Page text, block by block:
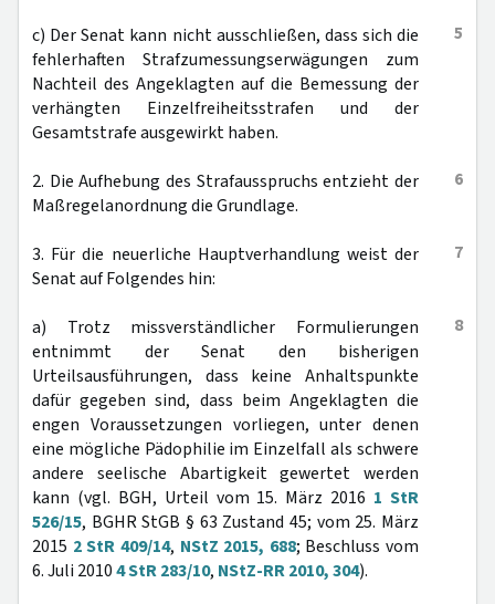
5
c) Der Senat kann nicht ausschließen, dass sich die
fehlerhaften Strafzumessungserwägungen zum
Nachteil des Angeklagten auf die Bemessung der
verhängten Einzelfreiheitsstrafen und der
Gesamtstrafe ausgewirkt haben.
6
2. Die Aufhebung des Strafausspruchs entzieht der
Maßregelanordnung die Grundlage.
7
3. Für die neuerliche Hauptverhandlung weist der
Senat auf Folgendes hin:
8
a) Trotz missverständlicher Formulierungen
entnimmt der Senat den bisherigen
Urteilsausführungen, dass keine Anhaltspunkte
dafür gegeben sind, dass beim Angeklagten die
engen Voraussetzungen vorliegen, unter denen
eine mögliche Pädophilie im Einzelfall als schwere
andere seelische Abartigkeit gewertet werden
kann (vgl. BGH, Urteil vom 15. März 2016 1 StR
526/15, BGHR StGB § 63 Zustand 45; vom 25. März
2015 2 StR 409/14, NStZ 2015, 688; Beschluss vom
6. Juli 20104 StR 283/10, NStZ-RR 2010, 304).